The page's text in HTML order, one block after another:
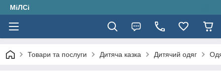
МіЛСі
Товари та послуги Дитяча казка Дитячий одяг